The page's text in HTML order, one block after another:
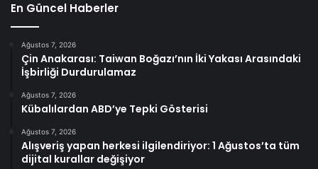
En Güncel Haberler
Ağustos 7, 2026
Çin Anakarası: Taiwan Boğazı’nın İki Yakası Arasındaki
İşbirliği Durdurulamaz
Ağustos 7, 2026
Kübalılardan ABD’ye Tepki Gösterisi
Ağustos 7, 2026
Alışveriş yapan herkesi ilgilendiriyor: 1 Ağustos’ta tüm
dijital kurallar değişiyor